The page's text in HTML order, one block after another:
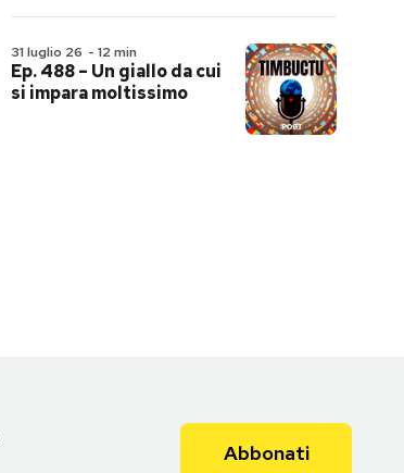
31 luglio 26 - 12 min
Ep. 488 – Un giallo da cui
si impara moltissimo
Abbonati